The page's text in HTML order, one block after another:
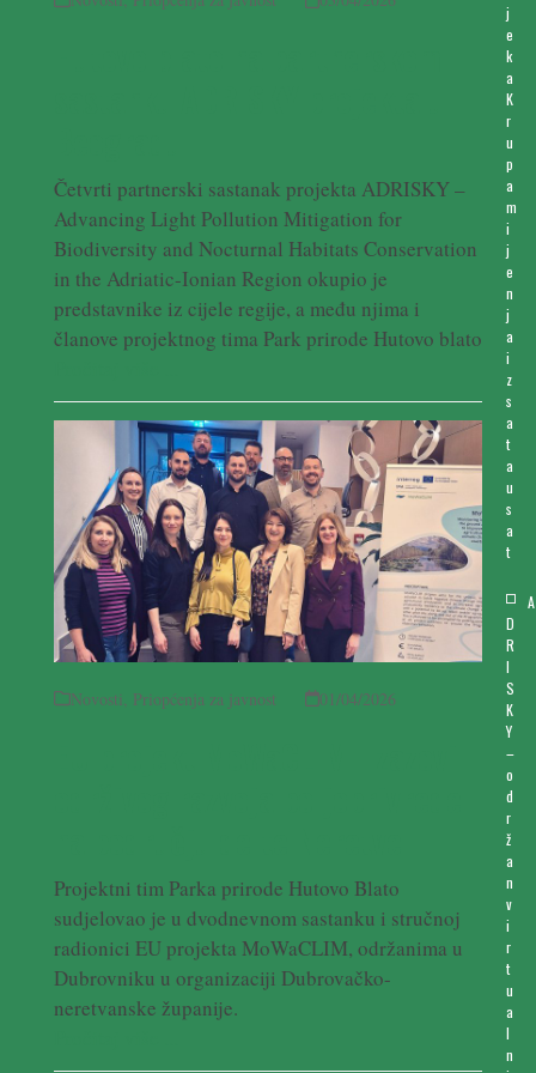
Četvrti partnerski sastanak projekta ADRISKY –
Advancing Light Pollution Mitigation for
Biodiversity and Nocturnal Habitats Conservation
in the Adriatic-Ionian Region okupio je
predstavnike iz cijele regije, a među njima i
članove projektnog tima Park prirode Hutovo blato
Novosti Priopćenja za javnost 01/04/2026
Projektni tim Parka prirode Hutovo Blato
sudjelovao je u dvodnevnom sastanku i stručnoj
radionici EU projekta MoWaCLIM, održanima u
Dubrovniku u organizaciji Dubrovačko-
neretvanske županije.
j
e
k
a
K
r
u
p
a
m
i
j
e
n
j
a
i
z
s
a
t
a
u
s
a
t
A
D
R
I
S
K
Y
–
o
d
r
ž
a
n
v
i
r
t
u
a
l
n